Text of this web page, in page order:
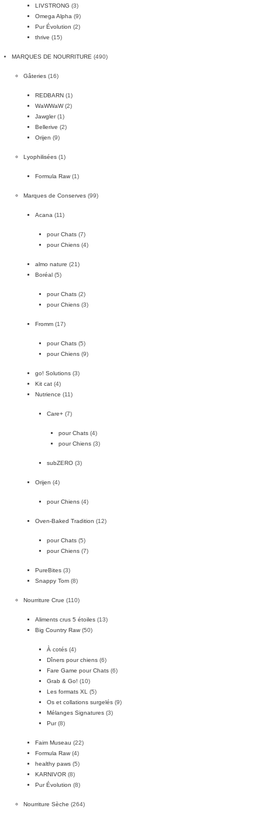
LIVSTRONG (3)
Omega Alpha (9)
Pur Évolution (2)
thrive (15)
MARQUES DE NOURRITURE (490)
Gâteries (16)
REDBARN (1)
WaWWaW (2)
Jawgler (1)
Bellerive (2)
Orijen (9)
Lyophilisées (1)
Formula Raw (1)
Marques de Conserves (99)
Acana (11)
pour Chats (7)
pour Chiens (4)
almo nature (21)
Boréal (5)
pour Chats (2)
pour Chiens (3)
Fromm (17)
pour Chats (5)
pour Chiens (9)
go! Solutions (3)
Kit cat (4)
Nutrience (11)
Care+ (7)
pour Chats (4)
pour Chiens (3)
subZERO (3)
Orijen (4)
pour Chiens (4)
Oven-Baked Tradition (12)
pour Chats (5)
pour Chiens (7)
PureBites (3)
Snappy Tom (8)
Nourriture Crue (110)
Aliments crus 5 étoiles (13)
Big Country Raw (50)
À cotés (4)
Dîners pour chiens (6)
Fare Game pour Chats (6)
Grab & Go! (10)
Les formats XL
(5)
Os et collations surgelés (9)
Mélanges Signatures (3)
Pur (8)
Faim Museau (22)
Formula Raw (4)
healthy paws (5)
KARNIVOR (8)
Pur Évolution (8)
Nourriture Sèche (264)